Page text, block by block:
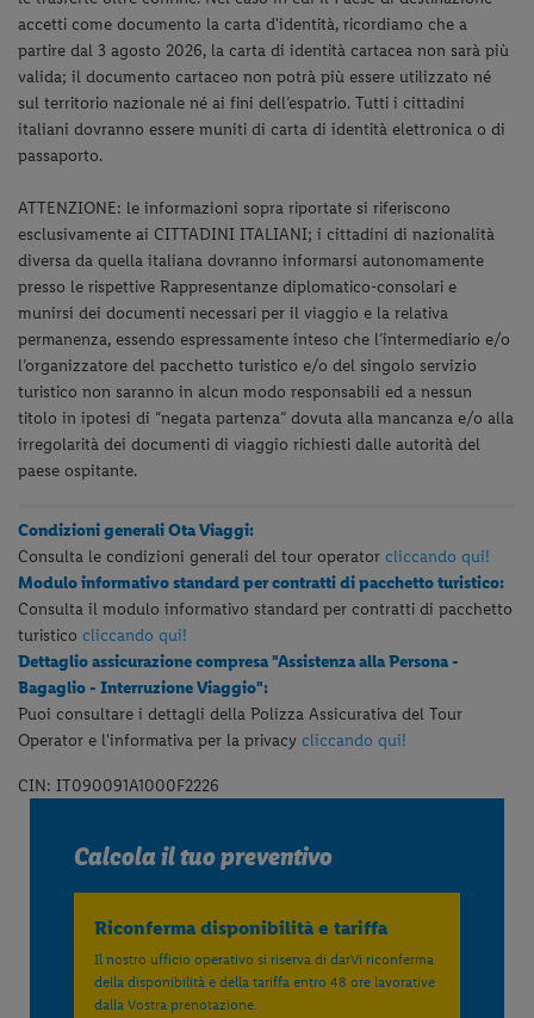
accetti come documento la carta d'identità, ricordiamo che a
partire dal 3 agosto 2026, la carta di identità cartacea non sarà più
valida; il documento cartaceo non potrà più essere utilizzato né
sul territorio nazionale né ai fini dell’espatrio. Tutti i cittadini
italiani dovranno essere muniti di carta di identità elettronica o di
passaporto.
ATTENZIONE: le informazioni sopra riportate si riferiscono
esclusivamente ai CITTADINI ITALIANI; i cittadini di nazionalità
diversa da quella italiana dovranno informarsi autonomamente
presso le rispettive Rappresentanze diplomatico-consolari e
munirsi dei documenti necessari per il viaggio e la relativa
permanenza, essendo espressamente inteso che l’intermediario e/o
l’organizzatore del pacchetto turistico e/o del singolo servizio
turistico non saranno in alcun modo responsabili ed a nessun
titolo in ipotesi di “negata partenza” dovuta alla mancanza e/o alla
irregolarità dei documenti di viaggio richiesti dalle autorità del
paese ospitante.
Condizioni generali Ota Viaggi:
Consulta le condizioni generali del tour operatorcliccando qui!
Modulo informativo standard per contratti di pacchetto turistico:
Consulta il modulo informativo standard per contratti di pacchetto
turisticocliccando qui!
Dettaglio assicurazione compresa "Assistenza alla Persona -
Bagaglio - Interruzione Viaggio":
Puoi consultare i dettagli della Polizza Assicurativa del Tour
Operator e l'informativa per la privacycliccando qui!
CIN: IT090091A1000F2226
Calcola il tuo preventivo
Riconferma disponibilità e tariffa
Il nostro ufficio operativo si riserva di darVi riconferma
della disponibilità e della tariffa entro 48 ore lavorative
dalla Vostra prenotazione.